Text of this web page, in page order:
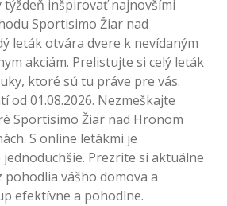
týždeň inšpirovať najnovšími
Sportisimo Žiar nad
leták otvára dvere k nevídaným
akciám. Prelistujte si celý leták
ktoré sú tu práve pre vás.
od 01.08.2026. Nezmeškajte
Sportisimo Žiar nad Hronom
S online letákmi je
Prezrite si aktuálne
pohodlia vášho domova a
efektívne a pohodlne.